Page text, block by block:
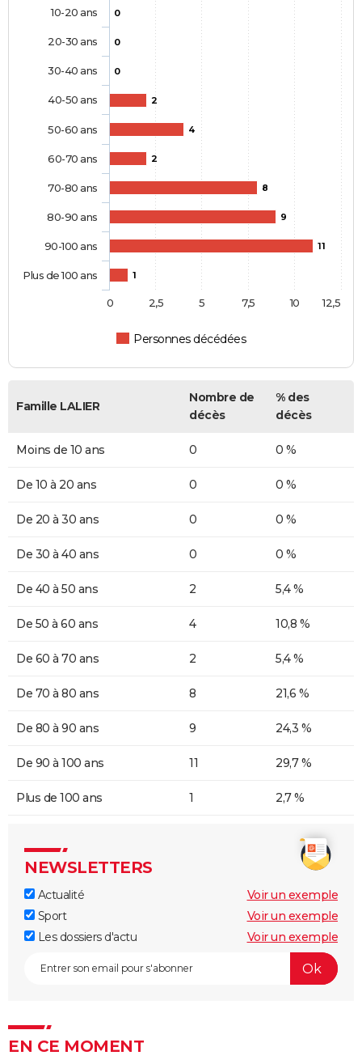
0
0
0
2
4
2
8
9
11
1
Personnes décédées
10-20 ans
20-30 ans
30-40 ans
40-50 ans
50-60 ans
60-70 ans
70-80 ans
80-90 ans
90-100 ans
Plus de 100 ans
0 10
2,5 5 7,5 12,5
Famille LALIER
Nombre de
décès
% des
décès
Moins de 10 ans 0 0 %
De 10 à 20 ans 0 0 %
De 20 à 30 ans 0 0 %
De 30 à 40 ans 0 0 %
De 40 à 50 ans 2 5,4 %
De 50 à 60 ans 4 10,8 %
De 60 à 70 ans 2 5,4 %
De 70 à 80 ans 8 21,6 %
De 80 à 90 ans 9 24,3 %
De 90 à 100 ans 11 29,7 %
Plus de 100 ans 1 2,7 %
NEWSLETTERS
Actualité
Voir un exemple
Sport
Voir un exemple
Les dossiers d'actu
Voir un exemple
EN CE MOMENT